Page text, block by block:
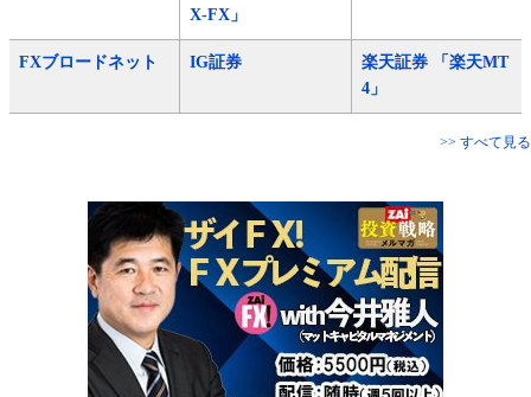
X-FX」
FXブロードネット IG証券
楽天証券 「楽天MT
4」
>> すべて見る